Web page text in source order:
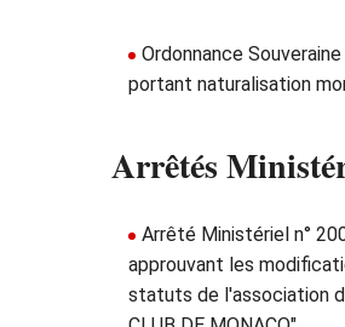
Ordonnance
portant naturalisation
Arrêtés
Arrêté Ministériel n°
approuvant les
statuts de l'association